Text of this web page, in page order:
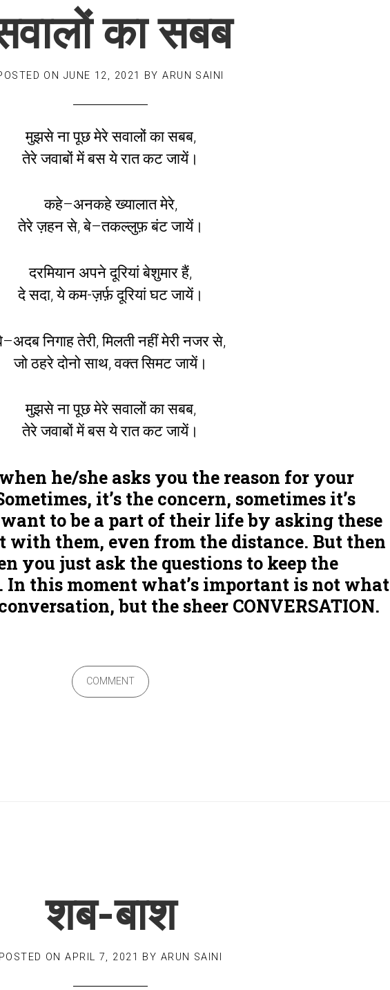
का सबब
ON JUNE 12, 2021 BYARUN SAINI
मुझसे ना पूछ मेरे सवालों का सबब,
तेरे जवाबों में बस ये रात कट जायें।
कहे–अनकहे ख्यालात मेरे,
तेरे ज़हन से, बे–तकल्लुफ़ बंट जायें।
दरमियान अपने दूरियां बेशुमार हैं,
दे सदा, ये कम-ज़र्फ़ दूरियां घट जायें।
निगाह तेरी, मिलती नहीं मेरी नजर से,
जो ठहरे दोनो साथ, वक्त सिमट जायें।
मुझसे ना पूछ मेरे सवालों का सबब,
तेरे जवाबों में बस ये रात कट जायें।
he/she asks you the reason for your
it’s the concern, sometimes it’s
to be a part of their life by asking these
with them, even from the distance. But then
you just ask the questions to keep the
In this moment what’s important is not what
but the sheer CONVERSATION.
COMMENT
शब-बाश
POSTED ONAPRIL 7, 2021 BY ARUN SAINI